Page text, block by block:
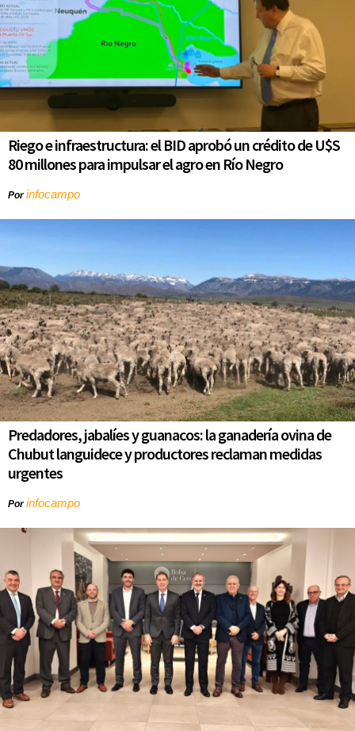
Riego e infraestructura: el BID aprobó un crédito de U$S
80 millones para impulsar el agro en Río Negro
Porinfocampo
Predadores, jabalíes y guanacos: la ganadería ovina de
Chubut languidece y productores reclaman medidas
urgentes
Porinfocampo